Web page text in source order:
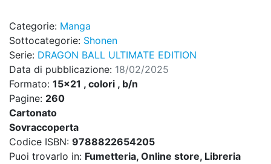
Categorie: Manga
Sottocategorie: Shonen
Serie: DRAGON BALL ULTIMATE EDITION
Data di pubblicazione: 18/02/2025
Formato: 15x21 , colori , b/n
Pagine: 260
Cartonato
Sovraccoperta
Codice ISBN: 9788822654205
Puoi trovarlo in: Fumetteria, Online store, Libreria